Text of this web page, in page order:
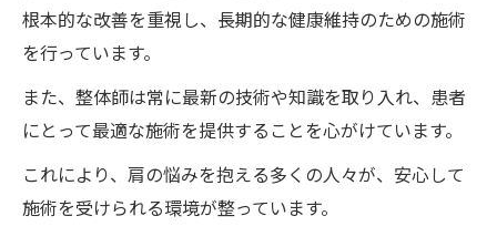
根本的な改善を重視し、長期的な健康維持のための施術
を行っています。
また、整体師は常に最新の技術や知識を取り入れ、患者
にとって最適な施術を提供することを心がけています。
これにより、肩の悩みを抱える多くの人々が、安心して
施術を受けられる環境が整っています。